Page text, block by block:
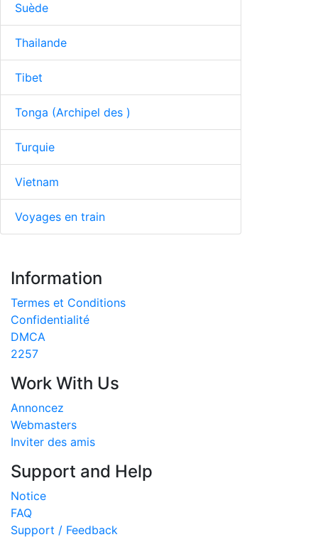
Suède
Thailande
Tibet
Tonga (Archipel des )
Turquie
Vietnam
Voyages en train
Information
Termes et Conditions
Confidentialité
DMCA
2257
Work With Us
Annoncez
Webmasters
Inviter des amis
Support and Help
Notice
FAQ
Support / Feedback